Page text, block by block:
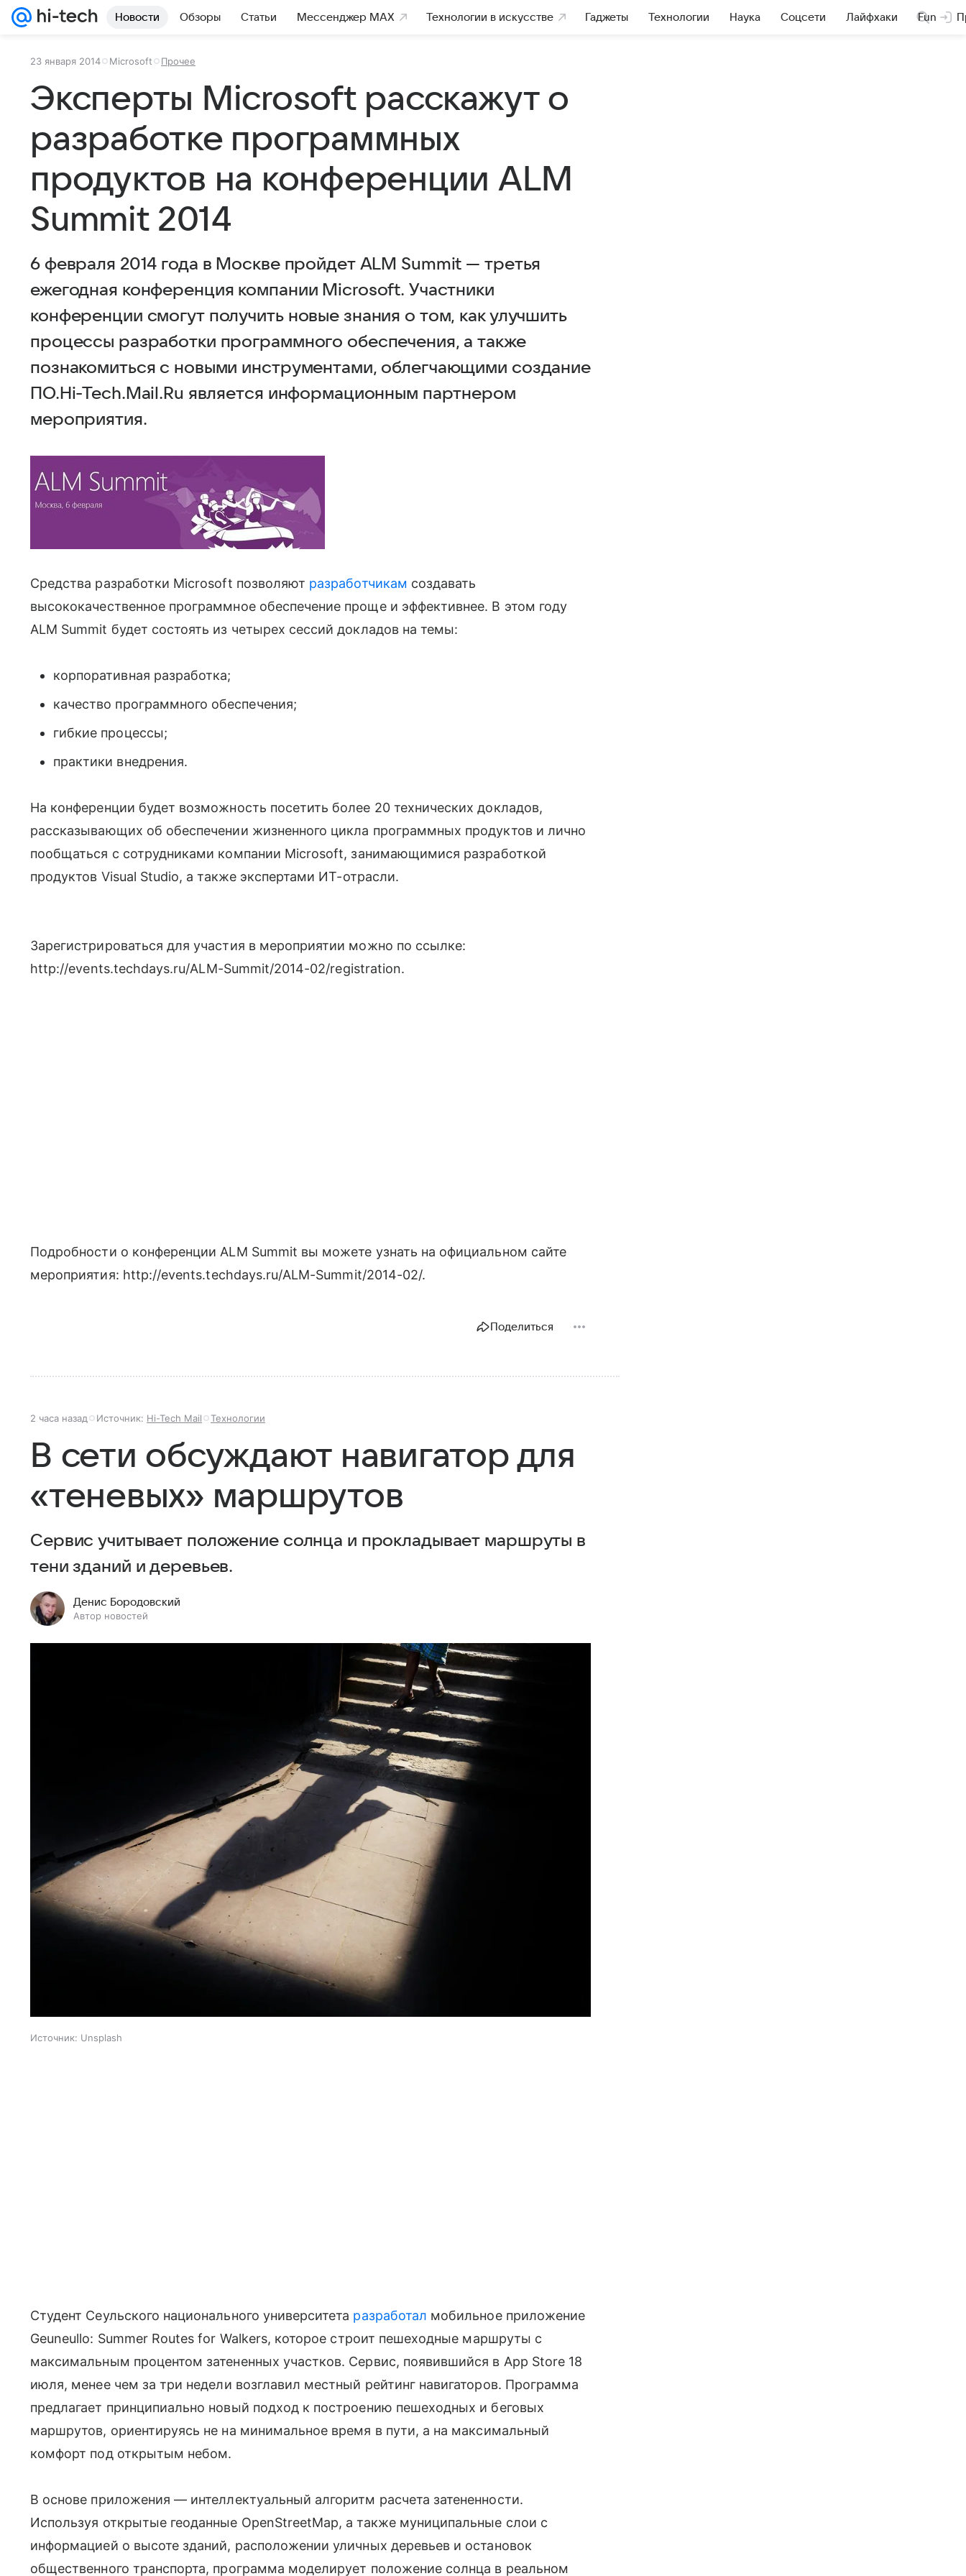
Новости Обзоры Статьи Мессенджер MAX Технологии в искусстве Гаджеты Технологии Наука Соцсети Лайфхаки Fun
23 января 2014 Microsoft Прочее
Эксперты Microsoft расскажут о
разработке программных
продуктов на конференции ALM
Summit 2014
6 февраля 2014 года в Москве пройдет ALM Summit — третья
ежегодная конференция компании Microsoft. Участники
конференции смогут получить новые знания о том, как улучшить
процессы разработки программного обеспечения, а также
познакомиться с новыми инструментами, облегчающими создание
ПО.Hi-Tech.Mail.Ru является информационным партнером
мероприятия.
Средства разработки Microsoft позволяют разработчикам создавать
высококачественное программное обеспечение проще и эффективнее. В этом году
ALM Summit будет состоять из четырех сессий докладов на темы:
корпоративная разработка;
качество программного обеспечения;
гибкие процессы;
практики внедрения.
На конференции будет возможность посетить более 20 технических докладов,
рассказывающих об обеспечении жизненного цикла программных продуктов и лично
пообщаться с сотрудниками компании Microsoft, занимающимися разработкой
продуктов Visual Studio, а также экспертами ИТ-отрасли.
Зарегистрироваться для участия в мероприятии можно по ссылке:
http://events.techdays.ru/ALM-Summit/2014-02/registration.
Подробности о конференции ALM Summit вы можете узнать на официальном сайте
мероприятия: http://events.techdays.ru/ALM-Summit/2014-02/.
Поделиться
2 часа назад Источник: Hi-Tech Mail Технологии
В сети обсуждают навигатор для
«теневых» маршрутов
Сервис учитывает положение солнца и прокладывает маршруты в
тени зданий и деревьев.
Денис Бородовский
Автор новостей
Источник: Unsplash
Студент Сеульского национального университета разработал мобильное приложение
Geuneullo: Summer Routes for Walkers, которое строит пешеходные маршруты с
максимальным процентом затененных участков. Сервис, появившийся в App Store 18
июля, менее чем за три недели возглавил местный рейтинг навигаторов. Программа
предлагает принципиально новый подход к построению пешеходных и беговых
маршрутов, ориентируясь не на минимальное время в пути, а на максимальный
комфорт под открытым небом.
В основе приложения — интеллектуальный алгоритм расчета затененности.
Используя открытые геоданные OpenStreetMap, а также муниципальные слои с
информацией о высоте зданий, расположении уличных деревьев и остановок
общественного транспорта, программа моделирует положение солнца в реальном